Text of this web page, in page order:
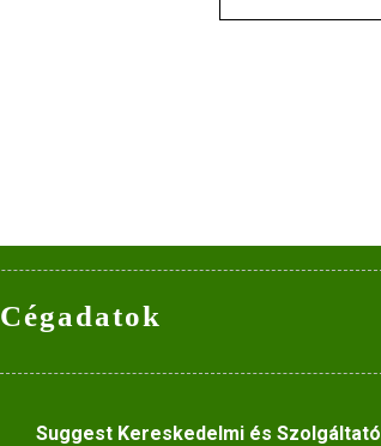
Cégadatok
Suggest Kereskedelmi és Szolgáltató